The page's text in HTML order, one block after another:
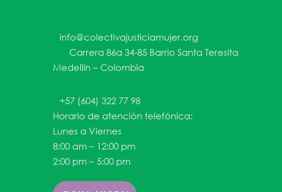
info@colectivajusticiamujer.org
Carrera 86a 34-85 Barrio Santa Teresita
Medellín – Colombia
+57 (604) 322 77 98
Horario de atención telefónica:
Lunes a Viernes
8:00 am – 12:00 pm
2:00 pm – 5:00 pm